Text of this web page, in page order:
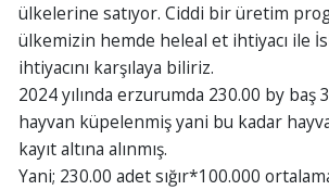
ülkelerine satıyor. Ciddi bir üretim
ülkemizin hemde heleal et ihtiyacı ile
ihtiyacını karşılaya biliriz.
2024 yılında erzurumda 230.00 by baş
hayvan küpelenmiş yani bu kadar
kayıt altına alınmış.
Yani; 230.00 adet sığır*100.000